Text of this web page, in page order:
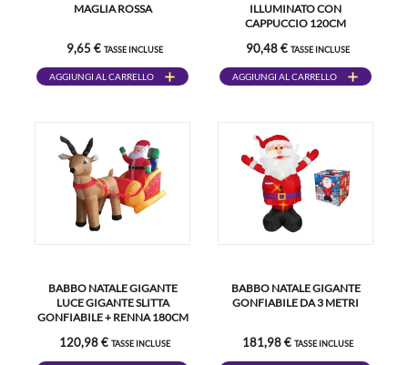
MAGLIA ROSSA
9,65 € TASSE INCLUSE
AGGIUNGI AL CARRELLO
ILLUMINATO CON
CAPPUCCIO 120CM
90,48 € TASSE INCLUSE
AGGIUNGI AL CARRELLO
BABBO NATALE GIGANTE
LUCE GIGANTE SLITTA
GONFIABILE + RENNA 180CM
120,98 € TASSE INCLUSE
BABBO NATALE GIGANTE
GONFIABILE DA 3 METRI
181,98 € TASSE INCLUSE